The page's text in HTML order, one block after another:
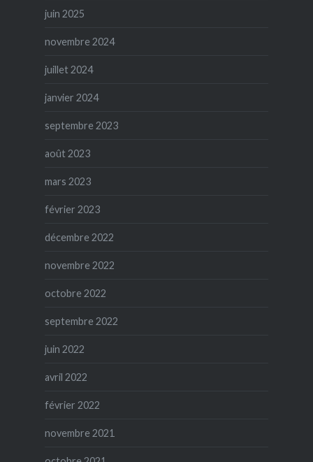
juin 2025
novembre 2024
juillet 2024
janvier 2024
septembre 2023
août 2023
mars 2023
février 2023
décembre 2022
novembre 2022
octobre 2022
septembre 2022
juin 2022
avril 2022
février 2022
novembre 2021